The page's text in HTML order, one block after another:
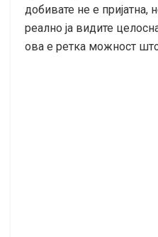
добивате не е пријатна,
реално ја видите
ова е ретка можност што